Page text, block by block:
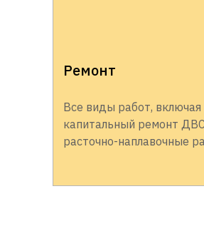
Ремонт
Все виды работ, включая
капитальный ремонт
расточно-наплавочные